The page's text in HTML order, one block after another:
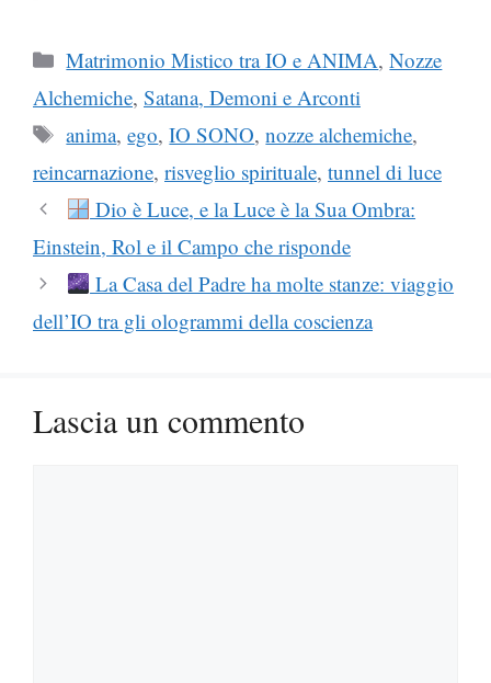
Categorie
Matrimonio Mistico tra IO e ANIMA,Nozze
Alchemiche, Satana, Demoni e Arconti
Tag
anima,ego,IO SONO,nozze alchemiche,
reincarnazione, risveglio spirituale, tunnel di luce
Dio è Luce, e la Luce è la Sua Ombra:
Einstein, Rol e il Campo che risponde
La Casa del Padre ha molte stanze: viaggio
dell’IO tra gli ologrammi della coscienza
Lascia un commento